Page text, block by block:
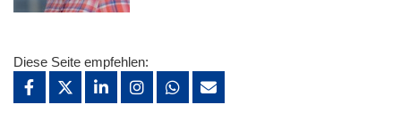
Diese Seite empfehlen: